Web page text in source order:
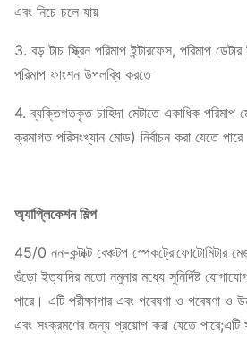
এবং নিচে চলে যায়
3. বড় টাচ স্ক্রিন পরিমাপ ইন্টারফেস, পরিমাপ
পরিমাপ ফাংশন উপলব্ধি করতে
4. ব্যক্তিগতকৃত চাহিদা মেটাতে একাধিক পরিমাপ
ক্রমাগত পরিসংখ্যান মোড) নির্বাচন করা যেতে পারে
অ্যাপ্লিকেশন শিল্প
45/0 নন-কন্টাক্ট বেঞ্চটপ স্পেকট্রোফোটোমিটার
গুঁড়ো ইত্যাদির মতো নমুনার মধ্যে সুনির্দিষ্ট
পারে। এটি পরীক্ষাগার এবং গবেষণা ও গবেষণা ও
এবং সংক্রমণের জন্য প্রয়োগ করা যেতে পারে;এটি